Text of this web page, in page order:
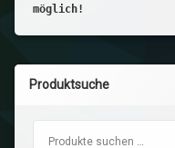
möglich!
Produktsuche